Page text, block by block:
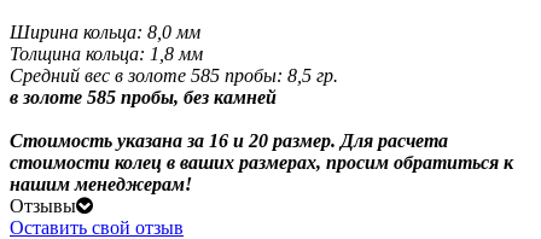
Ширина кольца: 8,0 мм
Толщина кольца: 1,8 мм
Средний вес в золоте 585 пробы: 8,5 гр.
в золоте 585 пробы, без камней
Стоимость указана за 16 и 20 размер. Для расчета
стоимости колец в ваших размерах, просим обратиться к
нашим менеджерам!
Отзывы
Оставить свой отзыв